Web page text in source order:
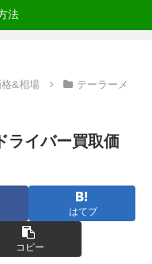
法
&相場
テーラーメ
ライバー買取価
はてブ
コピー